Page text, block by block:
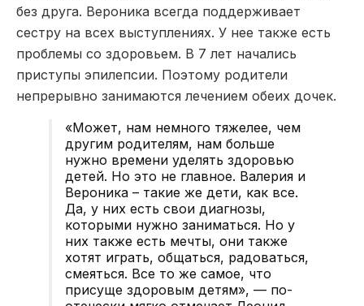
без друга. Вероника всегда поддерживает
сестру на всех выступлениях. У нее также есть
проблемы со здоровьем. В 7 лет начались
приступы эпилепсии. Поэтому родители
непрерывно занимаются лечением обеих дочек.
«Может, нам немного тяжелее, чем
другим родителям, нам больше
нужно времени уделять здоровью
детей. Но это не главное. Валерия и
Вероника – такие же дети, как все.
Да, у них есть свои диагнозы,
которыми нужно заниматься. Но у
них также есть мечты, они также
хотят играть, общаться, радоваться,
смеяться. Все то же самое, что
присуще здоровым детям», — по-